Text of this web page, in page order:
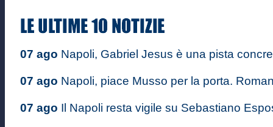
07 ago Napoli, Gabriel Jesus è una pista
07 ago Napoli, piace Musso per la porta.
07 ago Il Napoli resta vigile su Sebastiano